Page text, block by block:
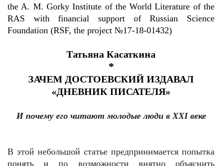
the A. M. Gorky Institute of the World Literature of the
RAS with financial support of Russian Science
Foundation (RSF, the project №17-18-01432)
Татьяна Касаткина
*
ЗАЧЕМ ДОСТОЕВСКИЙ ИЗДАВАЛ
«ДНЕВНИК ПИСАТЕЛЯ»
И почему его читают молодые люди в XXI веке
В этой небольшой статье предпринимается попытка
понять и по возможности внятно объяснить